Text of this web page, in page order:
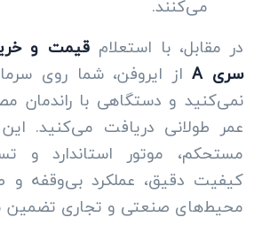
می‌کنند.
در مقابل، با استعلامقیمت و
سری A از ایروفن، شما روی
عمر طولانی دریافت می‌کنید.
مستحکم، موتور استاندارد و
کیفیت دقیق، عملکرد بی‌وقفه و
محیط‌های صنعتی و تجاری تضمین